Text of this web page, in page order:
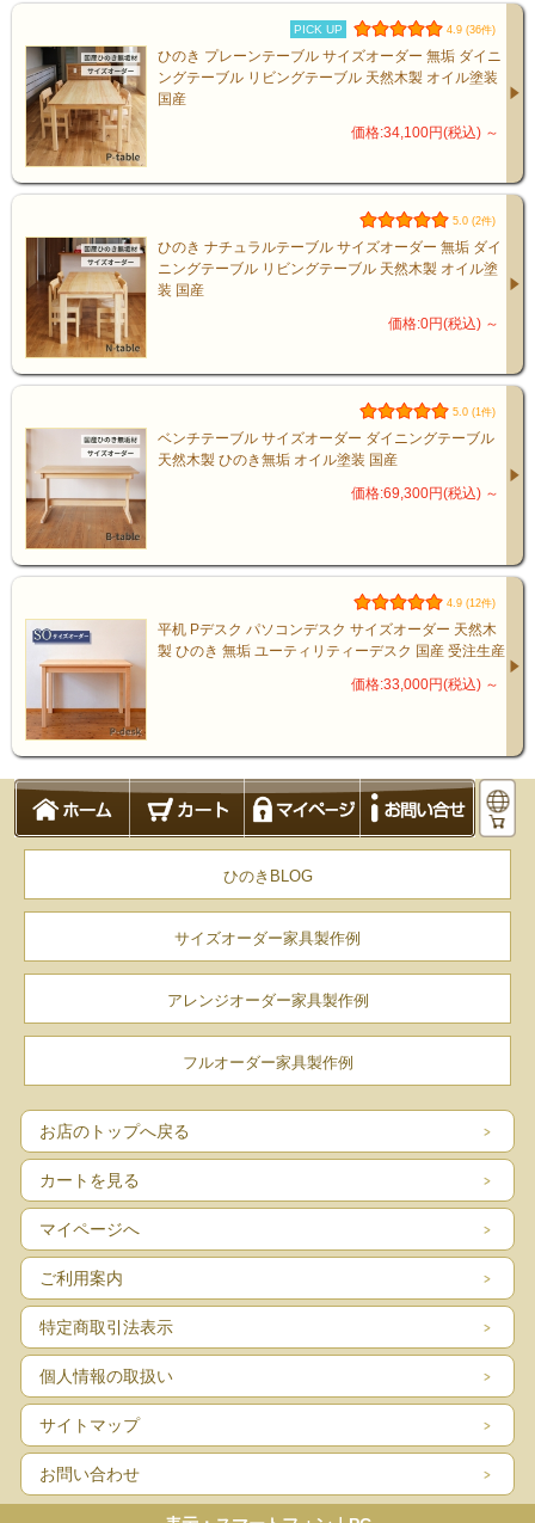
PICK UP 4.9 (36件)
ひのき プレーンテーブル サイズオーダー 無垢 ダイニ
ングテーブル リビングテーブル 天然木製 オイル塗装
国産
価格:34,100円(税込) ～
5.0 (2件)
ひのき ナチュラルテーブル サイズオーダー 無垢 ダイ
ニングテーブル リビングテーブル 天然木製 オイル塗
装 国産
価格:0円(税込) ～
5.0 (1件)
ベンチテーブル サイズオーダー ダイニングテーブル
天然木製 ひのき無垢 オイル塗装 国産
価格:69,300円(税込) ～
4.9 (12件)
平机 Pデスク パソコンデスク サイズオーダー 天然木
製 ひのき 無垢 ユーティリティーデスク 国産 受注生産
価格:33,000円(税込) ～
ひのきBLOG
サイズオーダー家具製作例
アレンジオーダー家具製作例
フルオーダー家具製作例
お店のトップへ戻る
カートを見る
マイページへ
ご利用案内
特定商取引法表示
個人情報の取扱い
サイトマップ
お問い合わせ